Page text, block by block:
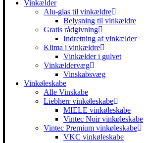
Vinkælder
Alu-glas til vinkældre
Belysning til vinkældre
Gratis rådgivning
Indretning af vinkælder
Klima i vinkældre
Vinkælder i gulvet
Vinkældervæg
Vinskabsvæg
Vinkøleskabe
Alle Vinskabe
Liebherr vinkøleskabe
MIELE vinkøleskabe
Vintec Noir vinkøleskabe
Vintec Premium vinkøleskabe
VKC vinkøleskabe